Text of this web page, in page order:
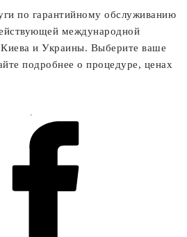
по гарантийному обслуживанию
международной
Киева и Украины. Выберите ваше
подробнее о процедуре, ценах